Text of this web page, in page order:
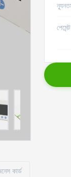
কার্ড